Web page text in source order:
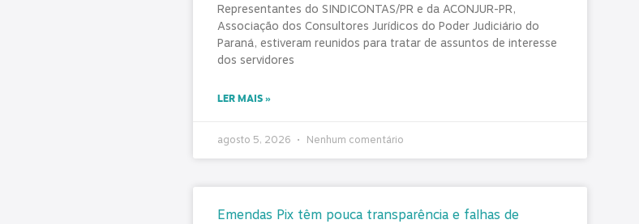
Representantes do SINDICONTAS/PR e da ACONJUR-PR,
Associação dos Consultores Jurídicos do Poder Judiciário do
Paraná, estiveram reunidos para tratar de assuntos de interesse
dos servidores
LER MAIS »
agosto 5, 2026 Nenhum comentário
Emendas Pix têm pouca transparência e falhas de